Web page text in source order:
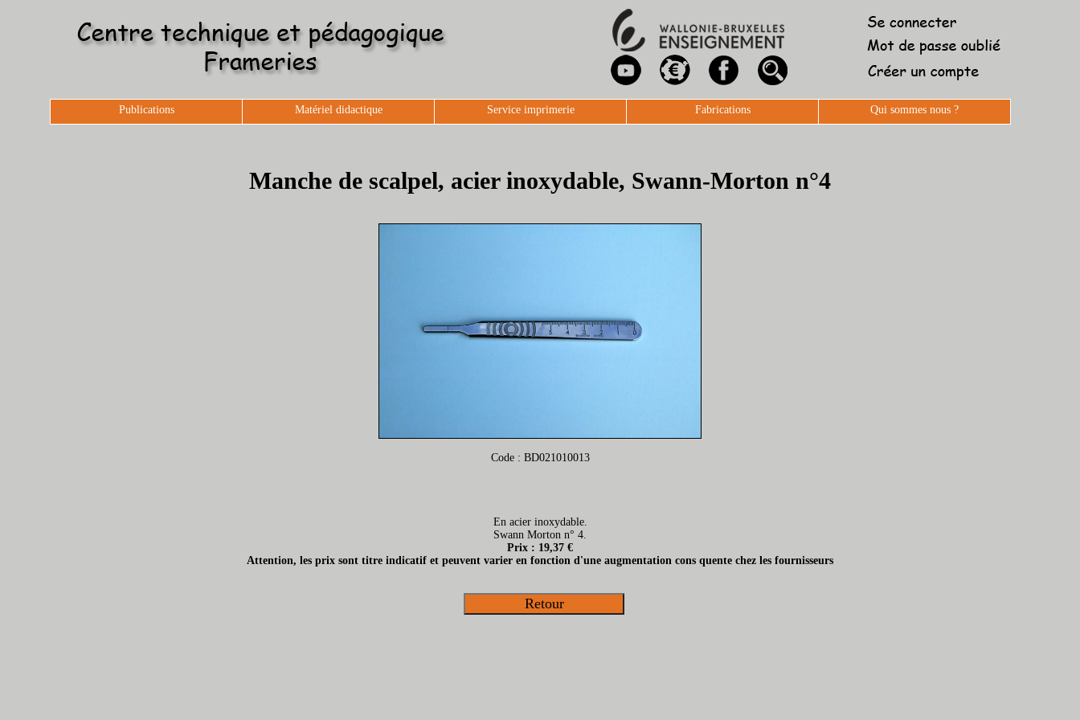
Publications Matériel didactique Service imprimerie Fabrications Qui sommes nous ?
Manche de scalpel, acier inoxydable, Swann-Morton n°4
Code : BD021010013
En acier inoxydable.
Swann Morton n° 4.
Prix : 19,37 €
Attention, les prix sont titre indicatif et peuvent varier en fonction d'une augmentation cons quente chez les fournisseurs